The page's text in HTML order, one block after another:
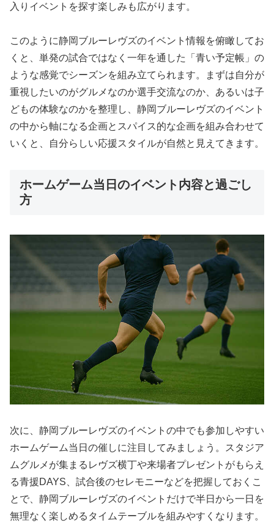
入りイベントを探す楽しみも広がります。
このように静岡ブルーレヴズのイベント情報を俯瞰してお
くと、単発の試合ではなく一年を通した「青い予定帳」の
ような感覚でシーズンを組み立てられます。まずは自分が
重視したいのがグルメなのか選手交流なのか、あるいは子
どもの体験なのかを整理し、静岡ブルーレヴズのイベント
の中から軸になる企画とスパイス的な企画を組み合わせて
いくと、自分らしい応援スタイルが自然と見えてきます。
ホームゲーム当日のイベント内容と過ごし
方
次に、静岡ブルーレヴズのイベントの中でも参加しやすい
ホームゲーム当日の催しに注目してみましょう。スタジア
ムグルメが集まるレヴズ横丁や来場者プレゼントがもらえ
る青援DAYS、試合後のセレモニーなどを把握しておくこ
とで、静岡ブルーレヴズのイベントだけで半日から一日を
無理なく楽しめるタイムテーブルを組みやすくなります。